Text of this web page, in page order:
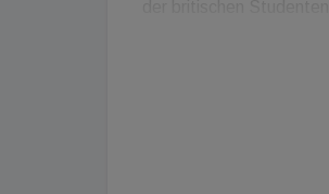
Fundamentaldaten des
Geschäftsmodelle